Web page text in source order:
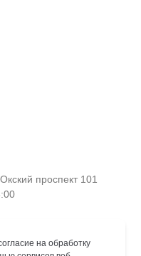
проспект 101
на обработку